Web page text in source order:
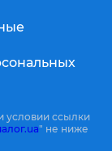
условии ссылки
" не ниже